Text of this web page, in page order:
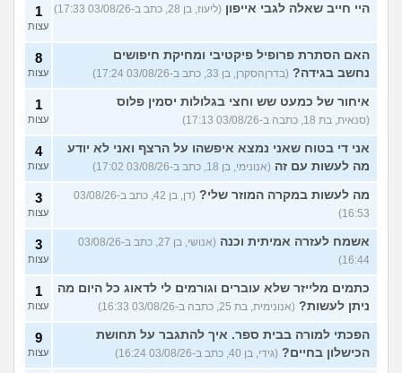
היי חייב שאלה לגבי אייפון (ליעוז, בן 28, כתב ב-03/08/26 17:33) 1
עצות
האם הסתרת פרופיל פיקטיבי ומחיקת חיפושים
נחשב בגידה? (בדרןהסקרן, בן 33, כתב ב-03/08/26 17:24)
8
עצות
איחור של כמעט שש וחצי בגלולות יסמין פלוס
(סנאית, בת 18, כתבה ב-03/08/26 17:13)
1
עצות
אני די בטוח שאני נמצא איפשהו על הרצף ואני לא יודע
מה לעשות עם זה (אנונימי, בן 18, כתב ב-03/08/26 17:02)
4
עצות
מה לעשות במקרה המוזר שלי?
(דן, בן 42, כתב ב-03/08/26
16:53)
3
עצות
אשמח לעזרה אמיתית וכנה
(אנושי, בן 27, כתב ב-03/08/26
16:44)
3
עצות
כתמים מלייזר שלא עוברים וגורמים לי לדאוג כל היום מה
ניתן לעשות? (אנונימית, בת 25, כתבה ב-03/08/26 16:33)
1
עצות
הפכתי למורה בבית ספר. איך להתגבר על תחושת
הכישלון בחיים? (גידי, בן 40, כתב ב-03/08/26 16:24)
9
עצות